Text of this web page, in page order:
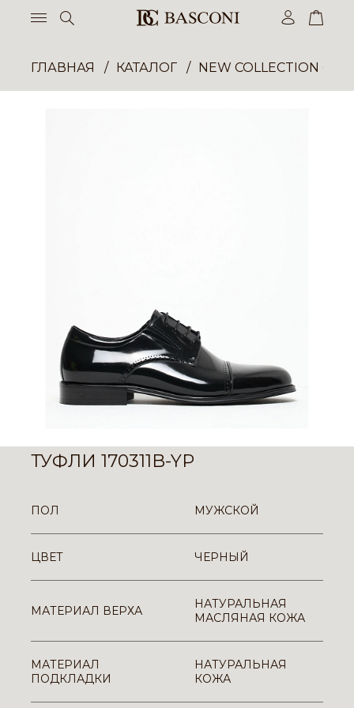
ГЛАВНАЯ КАТАЛОГ NEW COLLECTION
ТУФЛИ 170311B-YP
ПОЛ МУЖСКОЙ
ЦВЕТ ЧЕРНЫЙ
МАТЕРИАЛ ВЕРХА
НАТУРАЛЬНАЯ
МАСЛЯНАЯ КОЖА
МАТЕРИАЛ
ПОДКЛАДКИ
НАТУРАЛЬНАЯ
КОЖА